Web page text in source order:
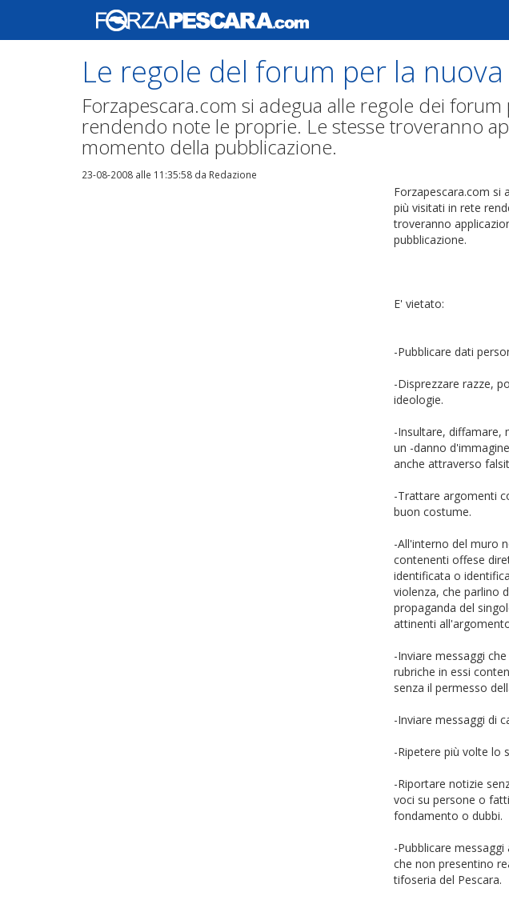
Le regole del forum per la
Forzapescara.com si adegua alle regole dei forum
rendendo note le proprie. Le stesse troveranno
momento della pubblicazione.
23-08-2008 alle 11:35:58 da Redazione
Forzapescara.com si
più visitati in rete
troveranno
pubblicazione.
E' vietato:
-Pubblicare dati
-Disprezzare razze,
ideologie.
-Insultare, diffamare,
un -danno
anche attraverso
-Trattare argomenti
buon costume.
-All'interno del muro
contenenti offese
identificata o
violenza, che parlino
propaganda del
attinenti
-Inviare messaggi
rubriche in essi
senza il permesso
-Inviare messaggi di
-Ripetere più volte lo
-Riportare notizie
voci su persone o
fondamento o dubbi.
-Pubblicare
che non presentino
tifoseria del Pescara.